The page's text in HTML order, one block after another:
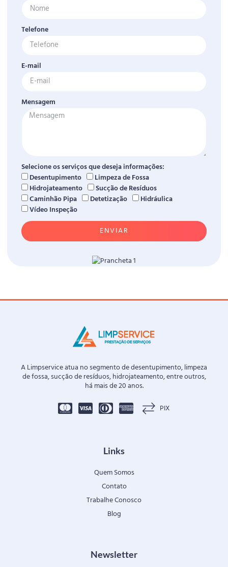
Telefone
E-mail
Mensagem
Selecione os serviços que deseja informações:
Desentupimento
Limpeza de Fossa
Hidrojateamento
Sucção de Resíduos
Caminhão Pipa
Detetização
Hidráulica
Vídeo Inspeção
ENVIAR
A Limpservice atua no segmento de desentupimento, limpeza
de fossa, sucção de resíduos, hidrojateamento, entre outros,
há mais de 20 anos.
PIX
Links
Quem Somos
Contato
Trabalhe Conosco
Blog
Newsletter